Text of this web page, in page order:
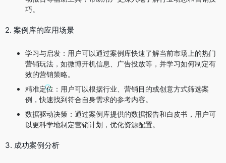
巧。
2. 案例库的应用场景
学习与启发：用户可以通过案例库快速了解当前市场上的热门
营销玩法，如微博开机信息、广告投放等，并学习如何制定有
效的营销策略。
精准定位：用户可以根据行业、营销目的或创意方式筛选案
例，快速找到符合自身需求的参考内容。
数据驱动决策：通过案例库提供的数据报告和白皮书，用户可
以更科学地制定营销计划，优化资源配置。
3. 成功案例分析